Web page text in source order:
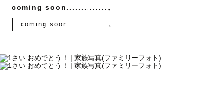
coming soon..............。
coming soon..............。